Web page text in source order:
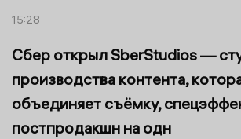
15:28
Сбер открыл SberStudios —
производства контента,
объединяет съёмку,
постпродакшн на одн